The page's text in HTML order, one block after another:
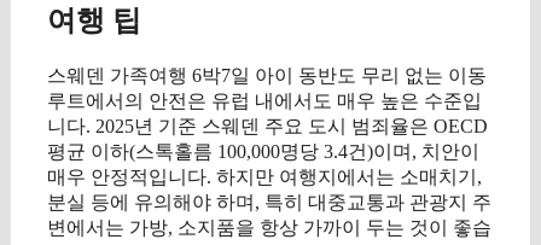
여행 팁
스웨덴 가족여행 6박7일 아이 동반도 무리 없는 이동
루트에서의 안전은 유럽 내에서도 매우 높은 수준입
니다. 2025년 기준 스웨덴 주요 도시 범죄율은 OECD
평균 이하(스톡홀름 100,000명당 3.4건)이며, 치안이
매우 안정적입니다. 하지만 여행지에서는 소매치기,
분실 등에 유의해야 하며, 특히 대중교통과 관광지 주
변에서는 가방, 소지품을 항상 가까이 두는 것이 좋습